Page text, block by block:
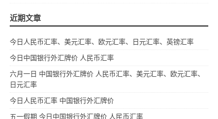
近期文章
今日人民币汇率、美元汇率、欧元汇率、日元汇率、英镑汇率
今日中国银行外汇牌价 人民币汇率
六月一日 中国银行外汇牌价 人民币汇率、美元汇率、欧元汇率、
日元汇率
今日人民币汇率 中国银行外汇牌价
五一假期 今日中国银行外汇牌价 人民币汇率